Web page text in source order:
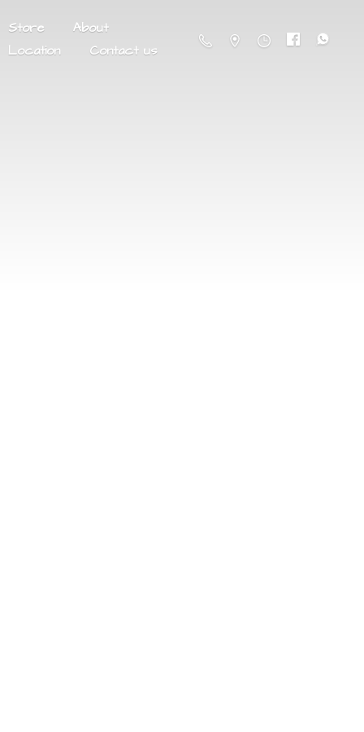
Store
About
Location
Contact us